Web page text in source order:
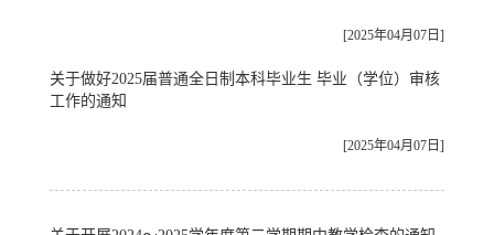
[2025年04月07日]
关于做好2025届普通全日制本科毕业生 毕业（学位）审核
工作的通知
[2025年04月07日]